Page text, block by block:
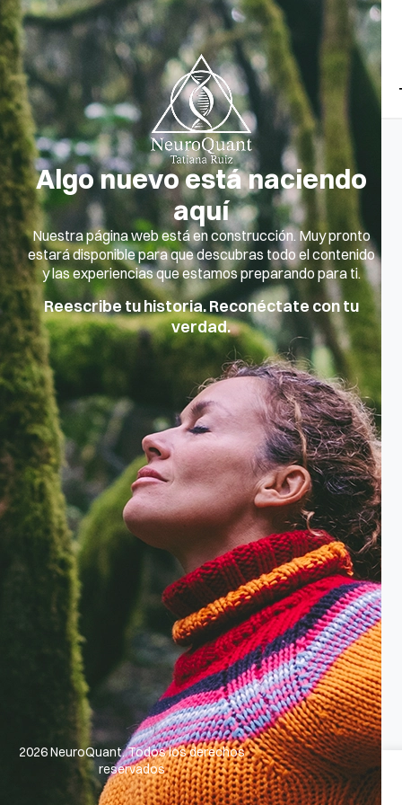
Algo nuevo está naciendo
aquí
Nuestra página web está en construcción. Muy pronto
estará disponible para que descubras todo el contenido
y las experiencias que estamos preparando para ti.
Reescribe tu historia. Reconéctate con tu
verdad.
2026 NeuroQuant. Todos los derechos
reservados